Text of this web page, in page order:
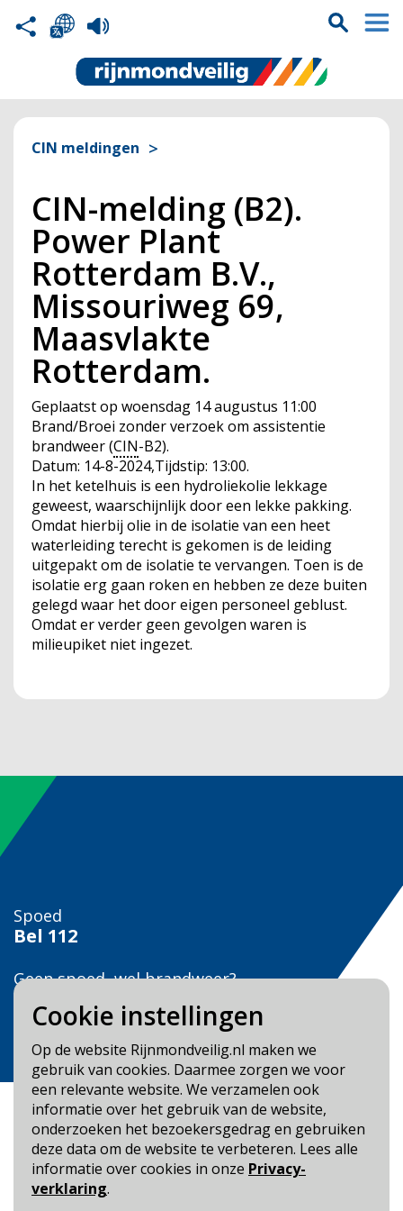
Cookie instellingen
Op de website Rijnmondveilig.nl maken we
gebruik van cookies. Daarmee zorgen we voor
een relevante website. We verzamelen ook
informatie over het gebruik van de website,
onderzoeken het bezoekersgedrag en gebruiken
deze data om de website te verbeteren. Lees alle
informatie over cookies in onze Privacy-
verklaring.
CIN meldingen
CIN-melding (B2).
Power Plant
Rotterdam B.V.,
Missouriweg 69,
Maasvlakte
Rotterdam.
Geplaatst op woensdag 14 augustus 11:00
Brand/Broei zonder verzoek om assistentie
brandweer (CIN-B2).
Datum: 14-8-2024,Tijdstip: 13:00.
In het ketelhuis is een hydroliekolie lekkage
geweest, waarschijnlijk door een lekke pakking.
Omdat hierbij olie in de isolatie van een heet
waterleiding terecht is gekomen is de leiding
uitgepakt om de isolatie te vervangen. Toen is de
isolatie erg gaan roken en hebben ze deze buiten
gelegd waar het door eigen personeel geblust.
Omdat er verder geen gevolgen waren is
milieupiket niet ingezet.
Spoed
Bel 112
Geen spoed, wel brandweer?
Bel
Veilig Leven?
Bel 0900-8387
Blijf op de hoogte